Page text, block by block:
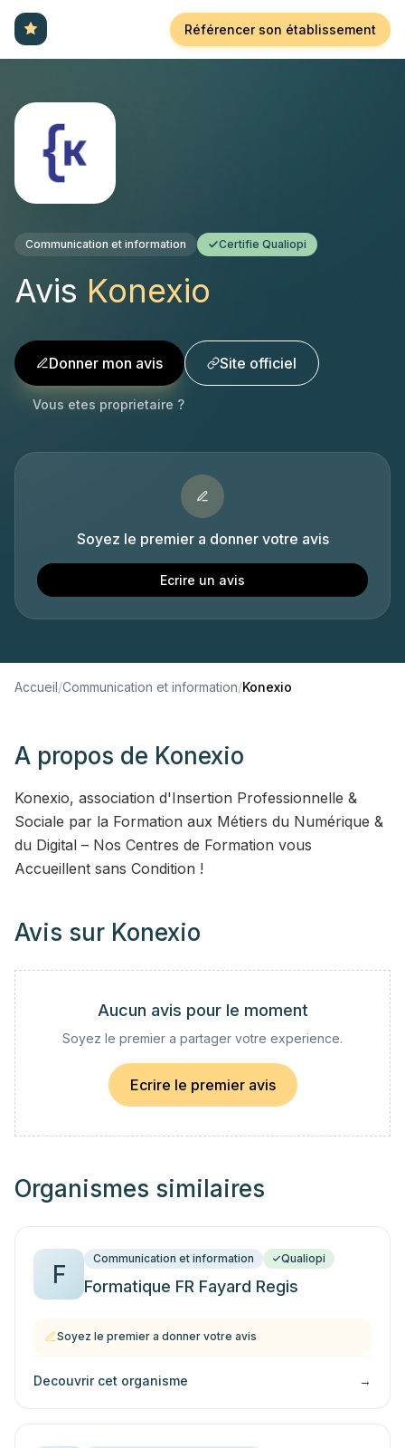
Référencer son établissement
Communication et information Certifie Qualiopi
Avis Konexio
Donner mon avis Site officiel
Vous etes proprietaire ?
Soyez le premier a donner votre avis
Ecrire un avis
Accueil/Communication et information/Konexio
A propos de Konexio
Konexio, association d'Insertion Professionnelle &
Sociale par la Formation aux Métiers du Numérique &
du Digital – Nos Centres de Formation vous
Accueillent sans Condition !
Avis sur Konexio
Aucun avis pour le moment
Soyez le premier a partager votre experience.
Ecrire le premier avis
Organismes similaires
F
Communication et information Qualiopi
Formatique FR Fayard Regis
Soyez le premier a donner votre avis
Decouvrir cet organisme →